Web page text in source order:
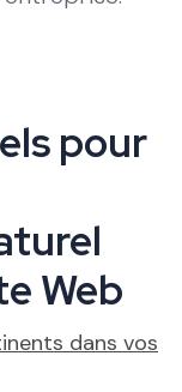
pour
Web
dans vos